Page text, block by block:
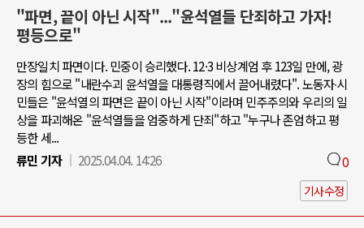
"파면, 끝이 아닌 시작"..."윤석열들 단죄하고 가자!
평등으로"
만장일치 파면이다. 민중이 승리했다. 12·3 비상계엄 후 123일 만에, 광
장의 힘으로 "내란수괴 윤석열을 대통령직에서 끌어내렸다". 노동자∙시
민들은 "윤석열의 파면은 끝이 아닌 시작"이라며 민주주의와 우리의 일
상을 파괴해온 "윤석열들을 엄중하게 단죄"하고 "누구나 존엄하고 평
등한 세...
류민 기자
2025.04.04. 14:26 0
기사수정